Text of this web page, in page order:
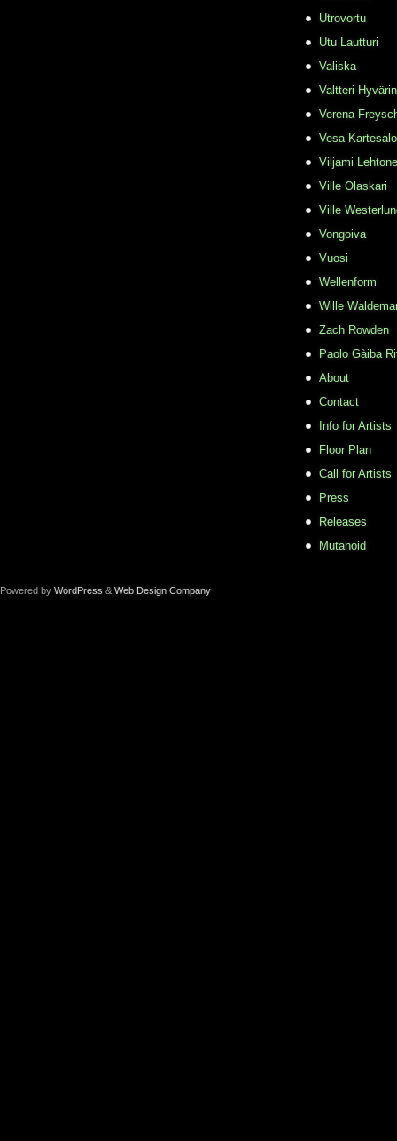
Utrovortu
Utu Lautturi
Valiska
Valtteri
Verena
Vesa Kartesalo
Viljami
Ville Olaskari
Ville
Vongoiva
Vuosi
Wellenform
Wille
Zach Rowden
​Paolo Gàiba
About
Contact
Info for Artists
Floor Plan
Call for Artists
Press
Releases
Mutanoid
Powered by WordPress & Web Design Company